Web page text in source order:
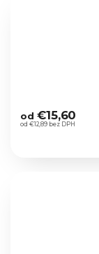
hodnotenie
produktu
od €12,89 bez DPH
od €15,60